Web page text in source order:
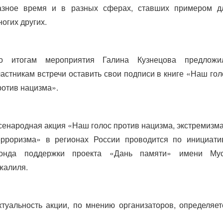
время и в разных сферах, ставших примером
других.
итогам мероприятия Галина Кузнецова
встречи оставить свои подписи в книге «Наш
нацизма».
акция «Наш голос против нацизма,
в регионах России проводится по
поддержки проекта «Дань памяти» имени
акции, по мнению организаторов,